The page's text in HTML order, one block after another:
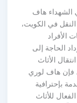
الشهداء هاف
في الكويت،
الأفراد
الحاجة إلى
الأثاث
فإن هاف لوري
بإحترافية
للأثاث